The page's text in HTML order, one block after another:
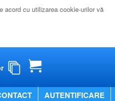
acord cu utilizarea cookie-urilor vă
AUTENTIFICARE